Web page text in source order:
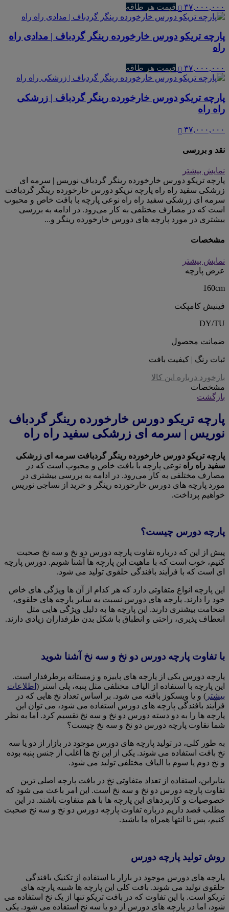
۳۷,۰۰۰,۰۰۰ قیمت هر طاقه
پارچه تریکو دورس خارخورده رینگر گردباف | مدادی راه
راه
۳۷,۰۰۰,۰۰۰ قیمت هر طاقه
پارچه تریکو دورس خارخورده رینگر گردباف | زرشکی
راه راه
۳۷,۰۰۰,۰۰۰
نقد و بررسی
نمایش بیشتر
پارچه تریکو دورس خارخورده رینگر گردباف نوریس | سرمه ای
زرشکی سفید راه راه پارچه تریکو دورس خارخورده رینگر گردبافت
سرمه ای زرشکی سفید راه راه نوعی پارچه با بافت خاص و محبوب
است که در مصارف مختلفی به کار می‌رود. در ادامه به بررسی
بیشتری در مورد پارچه های دورس خارخورده رینگر و...
مشخصات
نمایش بیشتر
عرض پارچه
160cm
فینیش کامپکت
DY/TU
ضمانت محصول
ثبات رنگ | کیفیت بافت
بازخورد درباره این کالا
مشخصات
بازگشت
پارچه تریکو دورس خارخورده رینگر گردباف
نوریس | سرمه ای زرشکی سفید راه راه
پارچه تریکو دورس خارخورده رینگر گردبافت سرمه ای زرشکی
سفید راه راه نوعی پارچه با بافت خاص و محبوب است که در
مصارف مختلفی به کار می‌رود. در ادامه به بررسی بیشتری در
مورد پارچه های دورس خارخورده رینگر و خرید از نساجی نوریس
خواهیم پرداخت.
پارچه دورس چیست؟
پیش از این که درباره تفاوت پارچه دورس دو نخ و سه نخ صحبت
کنیم، خوب است که با ماهیت این پارچه ها آشنا شویم. دورس پارچه
ای است که با فرآیند بافندگی حلقوی تولید می شود.
این پارچه انواع متفاوتی دارد که هر کدام از آن ها ویژگی های خاص
خود را دارند. پارچه های دورس نسبت به سایر پارچه های حلقوی،
ضخامت بیشتری دارند. این پارچه ها به دلیل ویژگی هایی مثل
انعطاف پذیری، راحتی و انطباق با شکل بدن طرفداران زیادی دارند.
با تفاوت پارچه دورس دو نخ و سه نخ آشنا شوید
پارچه دورس یکی از پارچه های پاییزه و زمستانه پرطرفدار است.
این پارچه با استفاده از الیاف مختلفی مثل پنبه، پلی استر ( اطلاعات
بیشتر ) و یا ویسکوز بافته می شود. بر اساس تعداد نخ هایی که در
فرآیند بافندگی پارچه های دورس استفاده می شود، می توان این
پارچه ها را به دو دسته دورس دو نخ و سه نخ تقسیم کرد. اما به نظر
شما تفاوت پارچه دورس دو نخ و سه نخ چیست؟
به طور کلی، در تولید پارچه های دورس موجود در بازار از دو یا سه
نخ بافت استفاده می شوند. یکی از این نخ ها اغلب از جنس پنبه بوده
و نخ دوم یا سوم با الیاف مختلفی تولید می شود.
بنابراین، استفاده از تعداد متفاوتی نخ در بافت پارچه اصلی ترین
تفاوت پارچه دورس دو نخ و سه نخ است. این امر باعث می شود که
خصوصیات و کاربردهای این پارچه ها با هم متفاوت باشند. در این
مطلب قصد داریم درباره تفاوت پارچه دورس دو نخ و سه نخ صحبت
کنیم، پس تا انتها همراه ما باشید.
روش تولید پارچه دورس
پارچه های دورس موجود در بازار با استفاده از تکنیک بافندگی
حلقوی تولید می شوند. بافت کلی این پارچه ها شبیه پارچه های
تریکو است. با این تفاوت که در بافت تریکو تنها از یک نخ استفاده می
شود، اما در پارچه های دورس از دو یا سه نخ استفاده می شود. یکی